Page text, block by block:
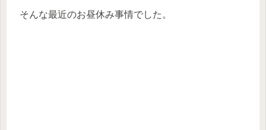
そんな最近のお昼休み事情でした。